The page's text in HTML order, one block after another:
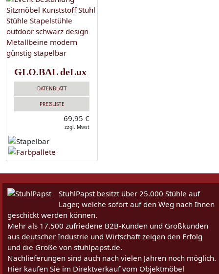
GLO.BAL deLux
DATENBLATT
PREISLISTE
69,95 €
zzgl. Mwst
StuhlPapst besitzt über 25.000 Stühle auf
Lager, welche sofort auf den Weg nach Ihnen
geschickt werden können.
Mehr als 17.500 zufriedene B2B-Kunden und Großkunden
aus deutscher Industrie und Wirtschaft zeigen den Erfolg
und die Größe von stuhlpapst.de.
Nachlieferungen sind auch nach vielen Jahren noch möglich.
Hier kaufen Sie im Direktverkauf vom Objektmöbel